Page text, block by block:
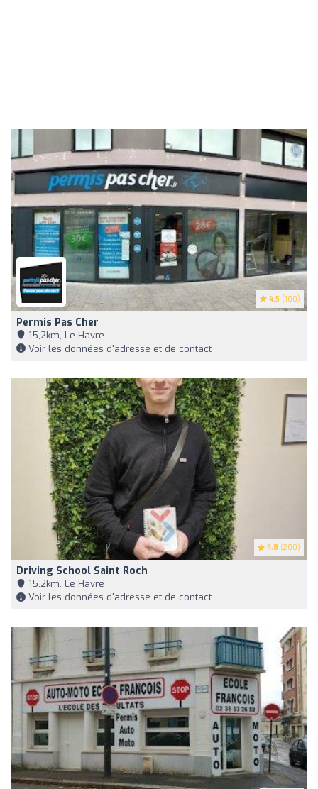
4.5 (100)
Permis Pas Cher
15,2km, Le Havre
Voir les données d'adresse et de contact
4.8 (200)
Driving School Saint Roch
15,2km, Le Havre
Voir les données d'adresse et de contact